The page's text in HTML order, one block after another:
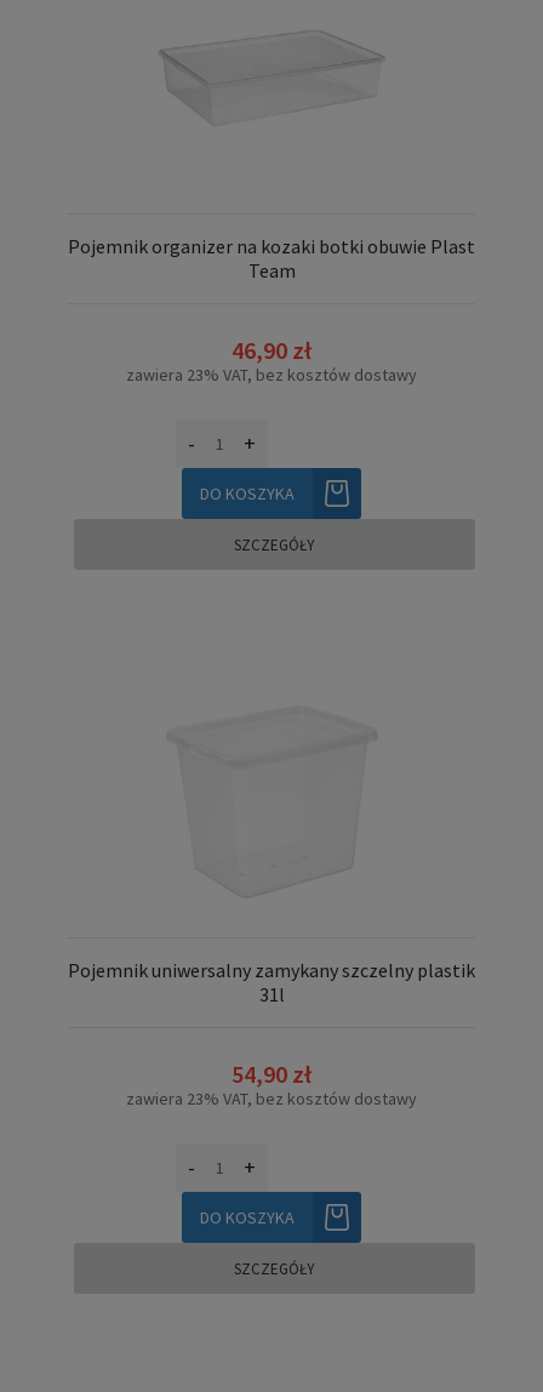
Pojemnik organizer na kozaki botki obuwie Plast
Team
46,90 zł
zawiera 23% VAT, bez kosztów dostawy
- +
DO KOSZYKA
SZCZEGÓŁY
Pojemnik uniwersalny zamykany szczelny plastik
31l
54,90 zł
zawiera 23% VAT, bez kosztów dostawy
- +
DO KOSZYKA
SZCZEGÓŁY